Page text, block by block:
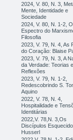
2024, V. 80, N. 3,
Mente, Identidade e
Sociedade
2024, V. 80, N. 1-2, O
Espectro do
Filosofia
2023, V. 79, N. 4, As
do Coração: Blaise
2023, V. 79, N. 3, A
da Verdade: Teorias e
Reflexões
2023, V. 79, N. 1-2,
Redescobrindo S.
Aquino
2022, V. 78, N. 4,
Hospitalidade e
Identitárias
2022,V. 78,N. 3,Os
Discípulos
Husserl